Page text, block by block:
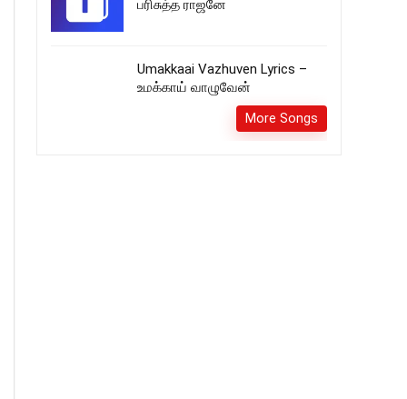
பரிசுத்த ராஜனே
Umakkaai Vazhuven Lyrics –
உமக்காய் வாழுவேன்
More Songs